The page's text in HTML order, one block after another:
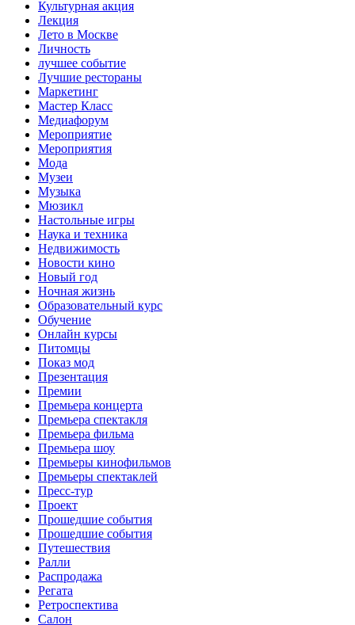
Культурная акция
Лекция
Лето в Москве
Личность
лучшее событие
Лучшие рестораны
Маркетинг
Мастер Класс
Медиафорум
Мероприятие
Мероприятия
Мода
Музеи
Музыка
Мюзикл
Настольные игры
Наука и техника
Недвижимость
Новости кино
Новый год
Ночная жизнь
Образовательный курс
Обучение
Онлайн курсы
Питомцы
Показ мод
Презентация
Премии
Премьера концерта
Премьера спектакля
Премьера фильма
Премьера шоу
Премьеры кинофильмов
Премьеры спектаклей
Пресс-тур
Проект
Прошедшие события
Прошедшие события
Путешествия
Ралли
Распродажа
Регата
Ретроспектива
Салон